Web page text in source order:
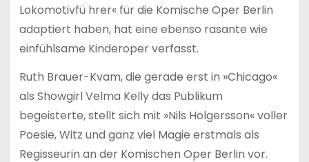
Lokomotivfü hrer« für die Komische Oper Berlin
adaptiert haben, hat eine ebenso rasante wie
einfühlsame Kinderoper verfasst.
Ruth Brauer-Kvam, die gerade erst in »Chicago«
als Showgirl Velma Kelly das Publikum
begeisterte, stellt sich mit »Nils Holgersson« voller
Poesie, Witz und ganz viel Magie erstmals als
Regisseurin an der Komischen Oper Berlin vor.